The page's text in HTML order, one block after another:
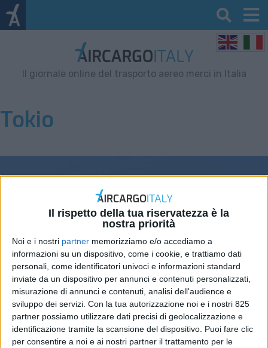
Il rispetto della tua riservatezza è la
nostra priorità
Noi e i nostri partner memorizziamo e/o accediamo a
informazioni su un dispositivo, come i cookie, e trattiamo dati
personali, come identificatori univoci e informazioni standard
inviate da un dispositivo per annunci e contenuti personalizzati,
misurazione di annunci e contenuti, analisi dell'audience e
sviluppo dei servizi. Con la tua autorizzazione noi e i nostri 825
partner possiamo utilizzare dati precisi di geolocalizzazione e
identificazione tramite la scansione del dispositivo. Puoi fare clic
per consentire a noi e ai nostri partner il trattamento per le
Il giornale online del trasporto aereo merci in Italia
Tokio